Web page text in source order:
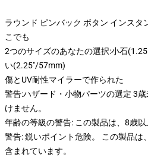
ラウンド ピンバック ボタン インスタ
こでも
2つのサイズのあなたの選択:小石
い(2.25"/57mm)
傷とUV耐性マイラーで作られた
警告:ハザード・小物パーツの選定 3
けません。
年齢の等級の警告: この製品は、8歳以
警告: 鋭いポイント危険。 この製品
含まれています。